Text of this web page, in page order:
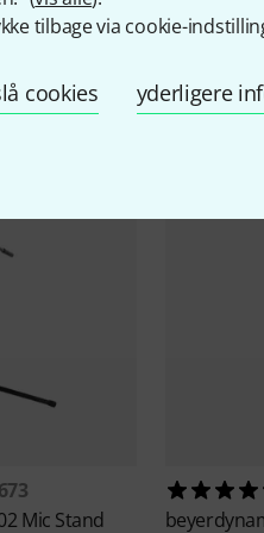
tilbage via cookie-
cookies yderligere
Mic Stand